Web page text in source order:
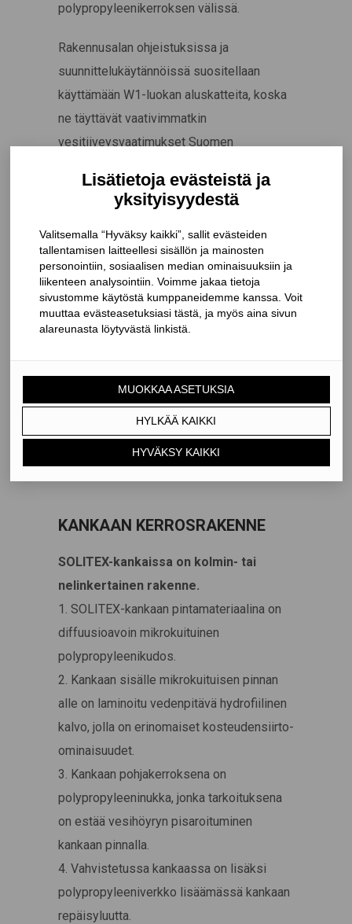
polypropyleenikerroksen välissä.
Rakennusalan ohjeistuksissa ja
suunnittelukäytännöissä suositellaan
käyttämään W1-luokan aluskatteita, koska
ne täyttävät vaativimmatkin
vesitiiveysvaatimukset Suomen
standardiin EN 13859-1, ja sen
saavuttaminen edellyttää, että aluskate
läpäisee standardin mukaisen
vesitiiveystestin.
Tekstiiliteollisuudessa kankaan sanotaan
olevan vedenpitävä, kun se kestää 1 300
alarajana pidetään 4 000 mm:n vesipatsaan
kestämistä. SOLITEX-kankaiden
vedenpitävyys on suurempi kuin 10 000
mm:n vesipatsas.
KANKAAN KERROSRAKENNE
SOLITEX-kankaissa on kolmin- tai
nelinkertainen rakenne.
1. SOLITEX-kankaan pintamateriaalina on
diffuusioavoin mikrokuituinen
polypropyleenikudos.
2. Kankaan sisälle mikrokuituisen pinnan
alle on laminoitu vedenpitävä hydrofiilinen
kalvo, jolla on erinomaiset kosteudensiirto-
ominaisuudet.
3. Kankaan pohjakerroksena on
polypropyleeninukka, jonka tarkoituksena
on estää vesihöyryn pisaroituminen
kankaan pinnalla.
4. Vahvistetussa kankaassa on lisäksi
polypropyleeniverkko lisäämässä kankaan
repäisyluutta.